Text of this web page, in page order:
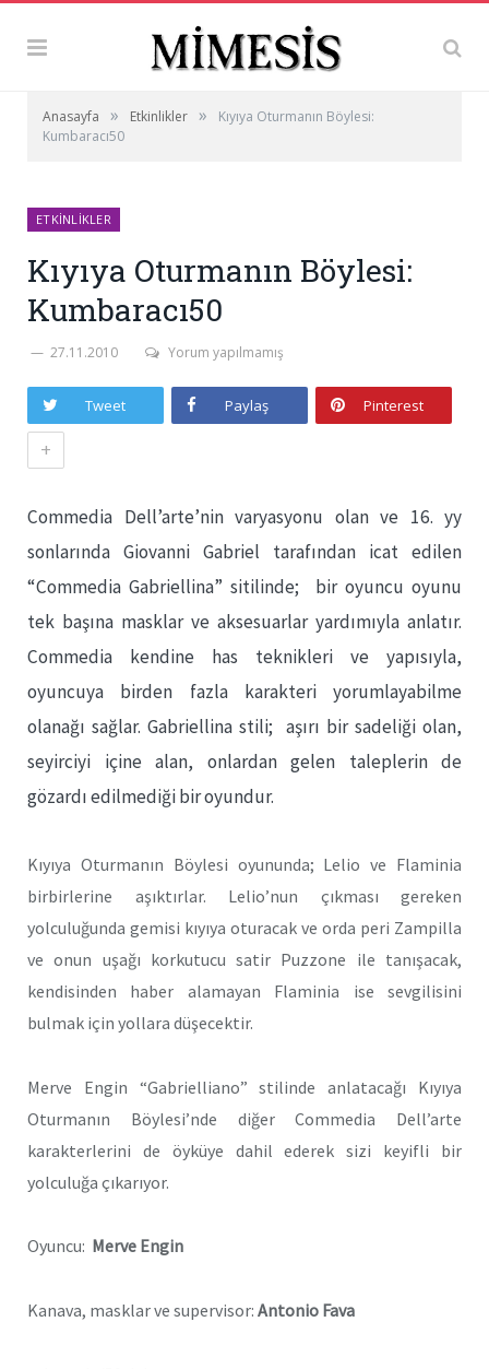
Anasayfa » Etkinlikler »
Kıyıya Oturmanın Böylesi:
Kumbaracı50
ETKINLIKLER
Kıyıya Oturmanın Böylesi:
Kumbaracı50
27.11.2010 Yorum yapılmamış
Tweet Paylaş Pinterest
+
Commedia Dell’arte’nin varyasyonu olan ve 16. yy
sonlarında Giovanni Gabriel tarafından icat edilen
“Commedia Gabriellina” sitilinde; bir oyuncu oyunu
tek başına masklar ve aksesuarlar yardımıyla anlatır.
Commedia kendine has teknikleri ve yapısıyla,
oyuncuya birden fazla karakteri yorumlayabilme
olanağı sağlar. Gabriellina stili; aşırı bir sadeliği olan,
seyirciyi içine alan, onlardan gelen taleplerin de
gözardı edilmediği bir oyundur.
Kıyıya Oturmanın Böylesi oyununda; Lelio ve Flaminia
birbirlerine aşıktırlar. Lelio’nun çıkması gereken
yolculuğunda gemisi kıyıya oturacak ve orda peri Zampilla
ve onun uşağı korkutucu satir Puzzone ile tanışacak,
kendisinden haber alamayan Flaminia ise sevgilisini
bulmak için yollara düşecektir.
Merve Engin “Gabrielliano” stilinde anlatacağı Kıyıya
Oturmanın Böylesi’nde diğer Commedia Dell’arte
karakterlerini de öyküye dahil ederek sizi keyifli bir
yolculuğa çıkarıyor.
Oyuncu: Merve Engin
Kanava, masklar ve supervisor: Antonio Fava